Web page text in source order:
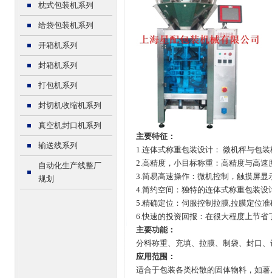
枕式包装机系列
给袋包装机系列
开箱机系列
封箱机系列
打包机系列
封切机收缩机系列
真空机封口机系列
输送线系列
自动化生产线整厂
规划
主要特征：
1.连体式称重包装设计： 微机秤与包
2.高精度，小目标称重：高精度与高速
3.简易高速操作：微机控制，触摸屏显
4.简约空间：独特的连体式称重包装
5.精确定位：伺服控制拉膜,拉膜定位
6.快速的投资回报：在很大程度上节
主要功能：
分料称重、充填、拉膜、制袋、封口
应用范围：
适合于包装各类松散的固体物料，如